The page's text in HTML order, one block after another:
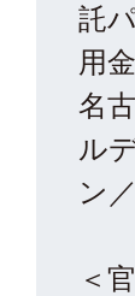
託
用
名
ル
ン
＜